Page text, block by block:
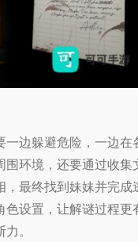
一边躲避危险，一边在
围环境，还要通过收集
，最终找到妹妹并完成
色设置，让解谜过程更
。